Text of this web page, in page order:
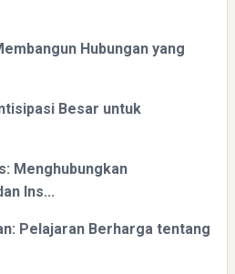
Langkah Signifikan Menuju
Hubungan yang
Besar untuk
Menghubungkan
Ins...
Pelajaran Berharga tentang